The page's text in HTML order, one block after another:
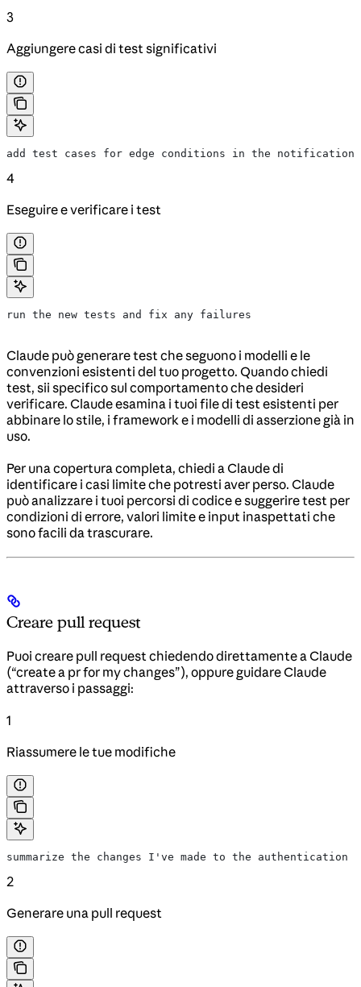
3
Aggiungere casi di test significativi
add test cases for edge conditions in the notification
4
Eseguire e verificare i test
run the new tests and fix any failures
Claude può generare test che seguono i modelli e le
convenzioni esistenti del tuo progetto. Quando chiedi
test, sii specifico sul comportamento che desideri
verificare. Claude esamina i tuoi file di test esistenti per
abbinare lo stile, i framework e i modelli di asserzione già in
uso.
Per una copertura completa, chiedi a Claude di
identificare i casi limite che potresti aver perso. Claude
può analizzare i tuoi percorsi di codice e suggerire test per
condizioni di errore, valori limite e input inaspettati che
sono facili da trascurare.
Creare pull request
Puoi creare pull request chiedendo direttamente a Claude
(“create a pr for my changes”), oppure guidare Claude
attraverso i passaggi:
1
Riassumere le tue modifiche
summarize the changes I've made to the authentication
2
Generare una pull request